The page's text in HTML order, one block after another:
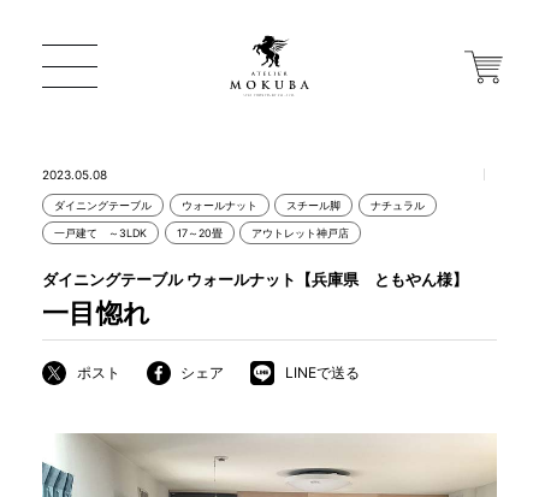
ONLINE STORE
MOKUBA について
2023.05.08
ダイニングテーブル ウォールナット スチール脚 ナチュラル
一戸建て ～3LDK 17～20畳 アウトレット神戸店
一目惚れ
ダイニングテーブル ウォールナット【兵庫県 ともやん様】
ポスト シェア LINEで送る